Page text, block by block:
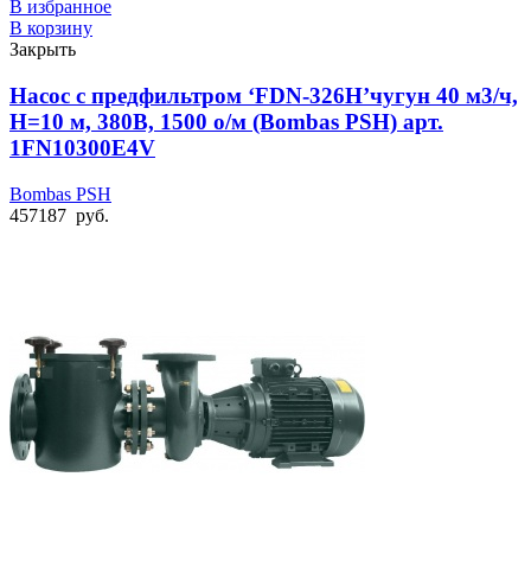
В избранное
В корзину
Закрыть
Насос с предфильтром ‘FDN-326H’чугун 40 м3/ч,
Н=10 м, 380В, 1500 о/м (Bombas PSH) арт.
1FN10300E4V
Bombas PSH
457187 руб.